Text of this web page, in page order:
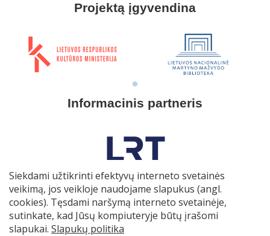
Siekdami užtikrinti efektyvų interneto svetainės
veikimą, jos veikloje naudojame slapukus (angl.
cookies). Tęsdami naršymą interneto svetainėje,
sutinkate, kad Jūsų kompiuteryje būtų įrašomi
slapukai. Slapukų politika
Projektą įgyvendina
Informacinis partneris
Partneriai